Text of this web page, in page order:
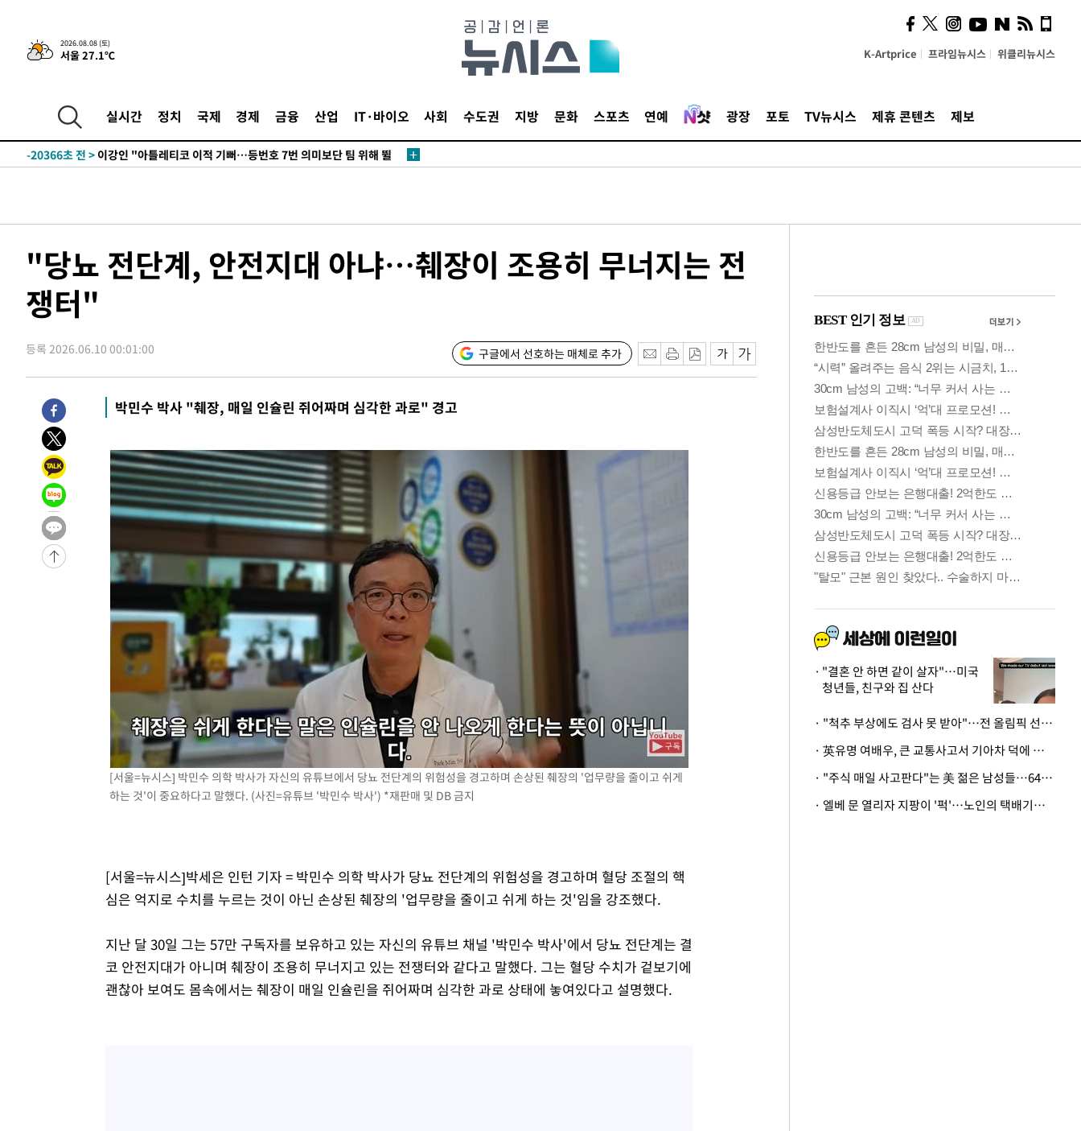
2026.08.08 (토)
서울 27.1℃ K-Artprice 프라임뉴시스 위클리뉴시스
실시간 정치 국제 경제 금융 산업 IT·바이오 사회 수도권 지방 문화 스포츠 연예 광장 포토 TV뉴시스 제휴 콘텐츠 제보
-30550초 전 >이란 "호르무즈 재개방 합의 근접…美 배상 선행돼야"
-21597초 전 > [속보]與최고위원 제주·인천 순회경선…박선원·최민희·서미화·
청래 44.56%
-20832초 전 >
[속보]與 대표 경선 제주·인천 당원투표…金 47.75%·鄭
42.08%·宋 10.17%
-20366초 전 >
것"
-20301초 전 > [속보]與 당대표 경선, 제주·인천 권리당원 투표 김민석 승리
-13127초 전 >수도권 40도 육박 '펄펄'…동해안 일부 지역엔 호의주의보
-6041초 전 >강릉에 시간당 81.4㎜ 물폭탄…도로 잠기고 담벼락 붕괴
-2148초 전 >백운산서 80년근 천종산삼 9뿌리 발견…감정가 1.3억원
2분 전 >선재도서 해루질 나섰다 실종 60대, 닷새 만에 숨진 채 발견
53분 전 >여수 오동도 해상서 모터보트 전복…1명 사망·1명 실종
1시간 전 >극한폭염 한풀 꺾이지만…'낮 최고 35도' 무더위, 열대야 계속[다음주
날씨]
2시간 전 >
축구협회 "압수수색·성접대 논란 사과…쇄신의 기회로 삼겠다"
3시간 전 >
6시간 전 >
'최고 37도' 폭염 지속…강원동해안 최대 150㎜ 비
8시간 전 >
[속보]뉴욕증시 상승 마감…S&P 0.6% 나스닥 1.3%↑
-30550초 전 >
이란 "호르무즈 재개방 합의 근접…美 배상 선행돼야"
-21597초 전 >
[속보]與최고위원 제주·인천 순회경선…박선원·최민희·서미화·
한민수·김용 순
-21550초 전 >
[속보]김민석, 與 전대 당원투표 누적 득표율 45.42%로 1위… 정
청래 44.56%
-20832초 전 >
[속보]與 대표 경선 제주·인천 당원투표…金 47.75%·鄭
42.08%·宋 10.17%이강인 "아틀레티코 이적 기뻐…등번호 7번 의미보단 팀 위해 뛸
[속보]與 당대표 경선, 제주·인천 권리당원 투표 김민석 승리
낮 최고 35도 '무더위'…동해안 시간당 30㎜ '강한 비'[내일날씨]
[속보]이강인 "감독님이 원하는 마음 느꼈고, 많은 트로피 원해 아
수도권 40도 육박 '펄펄'…동해안 일부 지역엔 호의주의보
온열질환 사망자 3명 늘어…누적 환자 3000명 돌파
강릉에 시간당 81.4㎜ 물폭탄…도로 잠기고 담벼락 붕괴
백운산서 80년근 천종산삼 9뿌리 발견…감정가 1.3억원
선재도서 해루질 나섰다 실종 60대, 닷새 만에 숨진 채 발견
남자 농구, 나고야 아시안게임서 '홈팀' 일본과 한일전
[속보]'압수수색·성접대 논란' 축구협회 "실망과 걱정 안겨드려 죄송"
'최고 37도' 폭염 지속…강원동해안 최대 150㎜ 비
"당뇨 전단계, 안전지대 아냐…췌장이 조용히 무너지는 전
쟁터"
등록 2026.06.10 00:01:00 구글에서 선호하는 매체로 추가
박민수 박사 "췌장, 매일 인슐린 쥐어짜며 심각한 과로" 경고
[서울=뉴시스] 박민수 의학 박사가 자신의 유튜브에서 당뇨 전단계의 위험성을 경고하며 손상된 췌장의 '업무량을 줄이고 쉬게
하는 것'이 중요하다고 말했다. (사진=유튜브 '박민수 박사') *재판매 및 DB 금지
[서울=뉴시스]박세은 인턴 기자 = 박민수 의학 박사가 당뇨 전단계의 위험성을 경고하며 혈당 조절의 핵
심은 억지로 수치를 누르는 것이 아닌 손상된 췌장의 '업무량을 줄이고 쉬게 하는 것'임을 강조했다.
지난 달 30일 그는 57만 구독자를 보유하고 있는 자신의 유튜브 채널 '박민수 박사'에서 당뇨 전단계는 결
코 안전지대가 아니며 췌장이 조용히 무너지고 있는 전쟁터와 같다고 말했다. 그는 혈당 수치가 겉보기에
괜찮아 보여도 몸속에서는 췌장이 매일 인슐린을 쥐어짜며 심각한 과로 상태에 놓여있다고 설명했다.
사이 해답 찾았죠"…알을
깨고 나온 '초자아'
"결혼 안 하면 같이 살자"…미국
청년들, 친구와 집 산다
· "척추 부상에도 검사 못 받아"…전 올림픽 선수, 美봅슬레이협회 상대 소송
· 英유명 여배우, 큰 교통사고서 기아차 덕에 살았다
· "주식 매일 사고판다"는 美 젊은 남성들…64%가 "나는 인생의 패배자“
· 엘베 문 열리자 지팡이 '퍽'…노인의 택배기사 폭행 이유